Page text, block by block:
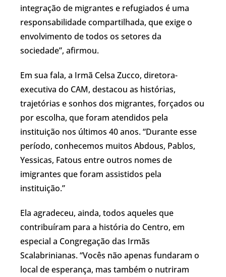
integração de migrantes e refugiados é uma
responsabilidade compartilhada, que exige o
envolvimento de todos os setores da
sociedade”, afirmou.
Em sua fala, a Irmã Celsa Zucco, diretora-
executiva do CAM, destacou as histórias,
trajetórias e sonhos dos migrantes, forçados ou
por escolha, que foram atendidos pela
instituição nos últimos 40 anos. “Durante esse
período, conhecemos muitos Abdous, Pablos,
Yessicas, Fatous entre outros nomes de
imigrantes que foram assistidos pela
instituição.”
Ela agradeceu, ainda, todos aqueles que
contribuíram para a história do Centro, em
especial a Congregação das Irmãs
Scalabrinianas. “Vocês não apenas fundaram o
local de esperança, mas também o nutriram